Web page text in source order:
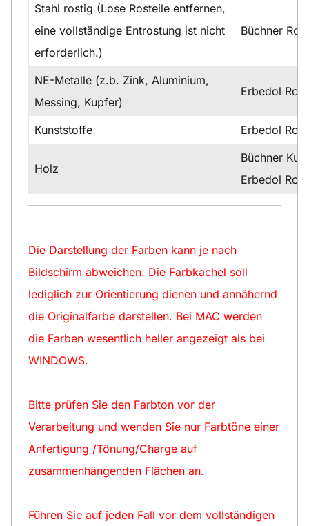
Stahl rostig (Lose Rosteile entfernen,
eine vollständige Entrostung ist nicht
erforderlich.)
Büchner
NE-Metalle (z.b. Zink, Aluminium,
Messing, Kupfer)
Erbedol
Kunststoffe Erbedol
Holz
Büchner
Erbedol
Die Darstellung der Farben kann je nach
Bildschirm abweichen. Die Farbkachel soll
lediglich zur Orientierung dienen und annähernd
die Originalfarbe darstellen. Bei MAC werden
die Farben wesentlich heller angezeigt als bei
WINDOWS.
Bitte prüfen Sie den Farbton vor der
Verarbeitung und wenden Sie nur Farbtöne einer
Anfertigung /Tönung/Charge auf
zusammenhängenden Flächen an.
Führen Sie auf jeden Fall vor dem vollständigen